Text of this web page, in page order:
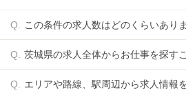
この条件の求人数はどのくらいあり
茨城県の求人全体からお仕事を探す
エリアや路線、駅周辺から求人情報